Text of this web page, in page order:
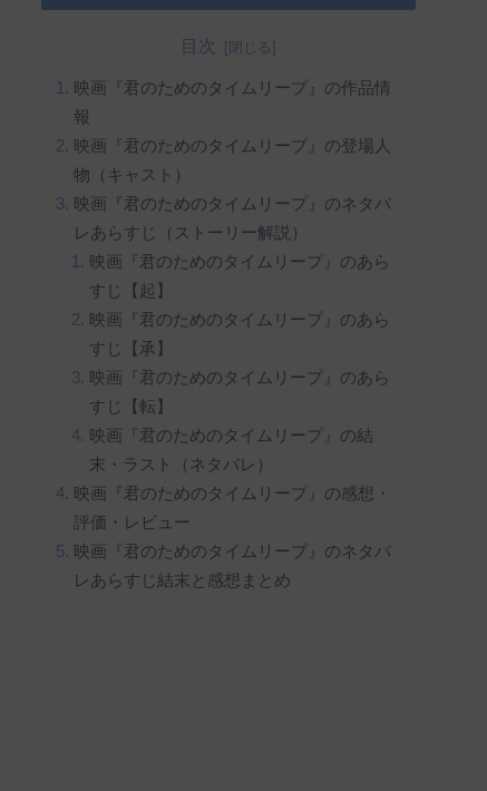
目次
映画『君のためのタイムリープ』の作品情
報
映画『君のためのタイムリープ』の登場人
物（キャスト）
映画『君のためのタイムリープ』のネタバ
レあらすじ（ストーリー解説）
映画『君のためのタイムリープ』のあら
すじ【起】
映画『君のためのタイムリープ』のあら
すじ【承】
映画『君のためのタイムリープ』のあら
すじ【転】
映画『君のためのタイムリープ』の結
末・ラスト（ネタバレ）
映画『君のためのタイムリープ』の感想・
評価・レビュー
映画『君のためのタイムリープ』のネタバ
レあらすじ結末と感想まとめ